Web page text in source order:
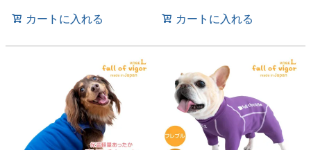
カートに入れる カートに入れる